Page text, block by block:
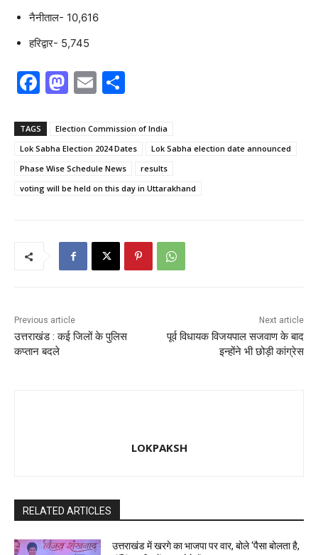
नैनीताल- 10,616
हरिद्वार- 5,745
F
c
e
b
o
M
st
o
d
o
E
ai
l
ar
e
TAGS
Election Commission of India
Lok Sabha Election 2024 Dates
Lok Sabha election date announced
Phase Wise Schedule News
results
voting will be held on this day in Uttarakhand
Previous article
उत्तराखंड : कई जिलों के पुलिस
कप्तान बदले
Next article
पूर्व विधायक विजयपाल सजवाण के बाद
इन्होंने भी छोड़ी कांग्रेस
LOKPAKSH
RELATED ARTICLES
उत्तराखंड में खरगे का भाजपा पर वार, बोले ‘पैसा बोलता है,